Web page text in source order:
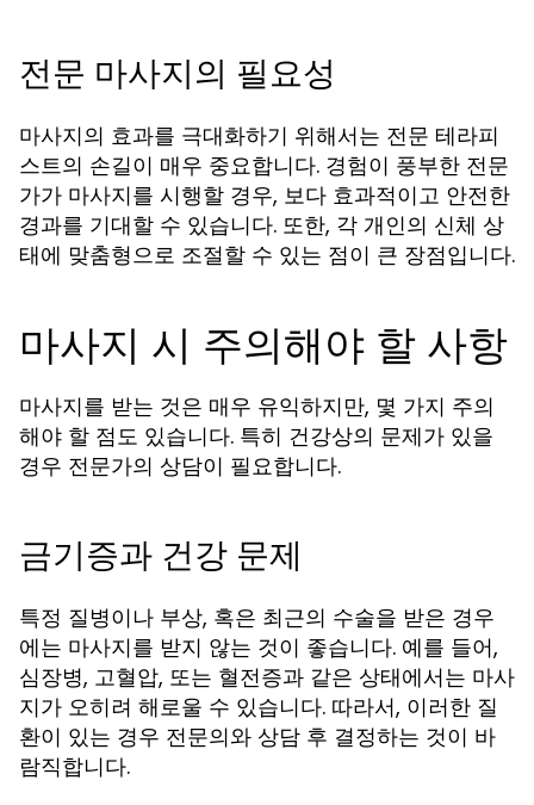
전문 마사지의 필요성
마사지의 효과를 극대화하기 위해서는 전문 테라피
스트의 손길이 매우 중요합니다. 경험이 풍부한 전문
가가 마사지를 시행할 경우, 보다 효과적이고 안전한
경과를 기대할 수 있습니다. 또한, 각 개인의 신체 상
태에 맞춤형으로 조절할 수 있는 점이 큰 장점입니다.
마사지 시 주의해야 할 사항
마사지를 받는 것은 매우 유익하지만, 몇 가지 주의
해야 할 점도 있습니다. 특히 건강상의 문제가 있을
경우 전문가의 상담이 필요합니다.
금기증과 건강 문제
특정 질병이나 부상, 혹은 최근의 수술을 받은 경우
에는 마사지를 받지 않는 것이 좋습니다. 예를 들어,
심장병, 고혈압, 또는 혈전증과 같은 상태에서는 마사
지가 오히려 해로울 수 있습니다. 따라서, 이러한 질
환이 있는 경우 전문의와 상담 후 결정하는 것이 바
람직합니다.